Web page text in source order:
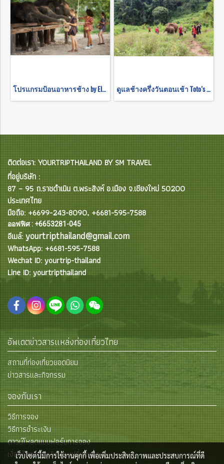
โปรแกรมป้อนอาหารช้าง by Elephant Jungle Sanctuary ดูแลช้างครึ่งวันตอนเช้า Toto’s Elephant Sanctuary
ติดต่อเรา: YOURTRIPTHAILAND BY SM TRAVEL
ที่อยู่บริษัท :
87 – 95 ถ.ราชดำเนิน ต.พระสิงห์ อ.เมือง จ.เชียงใหม่ 50200
ประเทศไทย
มือถือ: +6699-243-8090, +6681-595-7588
ออฟฟิศ : +6653281-045
อีเมล์: yourtripthailand@gmail.com
WhatsApp: +6681-595-7588
Wechat ID: yourtrip-thailand
Line ID: yourtripthailand
อัพเดตข่าวสารแหล่งท่องเที่ยวไทย
สถานที่ท่องเที่ยวยอดนิยม
ข่าวสารและกิจกรรม
จองกับเรา
วิธีการจอง
วิธีการชำระเงิน
ดาวน์โหลดแบบฟอร์มการจอง
เงื่อนไขการยกเลิกและเปลี่ยนแปลง
เว็บไซต์นี้มีการใช้งานคุกกี้ เพื่อเพิ่มประสิทธิภาพและประสบการณ์ที่ดี